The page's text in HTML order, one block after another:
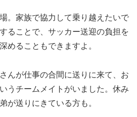
。家族で協力して乗り越えたいで
ることで、サッカー送迎の負担を
めることもできますよ。
んが仕事の合間に送りに来て、お
うチームメイトがいました。休み
が送りにきている方も。